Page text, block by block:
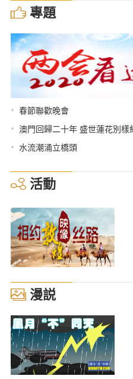
專題
• 春節聯歡晚會
• 澳門回歸二十年 盛世蓮花別樣
• 水流潮涌立橋頭
活動
漫説